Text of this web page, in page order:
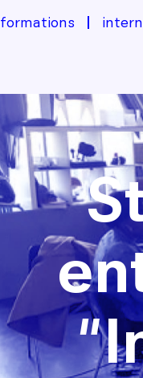
formations